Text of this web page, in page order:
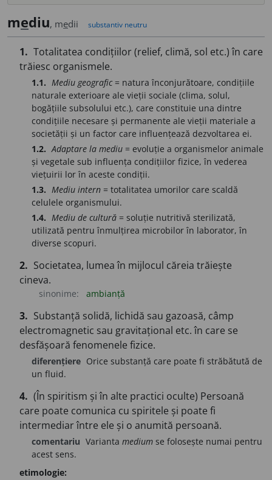
mediu, medii substantiv neutru
1. Totalitatea condițiilor (relief, climă, sol etc.) în care
trăiesc organismele.
1.1. Mediu geografic= natura înconjurătoare, condițiile
naturale exterioare ale vieții sociale (clima, solul,
bogățiile subsolului etc.), care constituie una dintre
condițiile necesare și permanente ale vieții materiale a
societății și un factor care influențează dezvoltarea ei.
1.2. Adaptare la mediu = evoluție a organismelor animale
și vegetale sub influența condițiilor fizice, în vederea
viețuirii lor în aceste condiții.
1.3. Mediu intern = totalitatea umorilor care scaldă
celulele organismului.
1.4. Mediu de cultură = soluție nutritivă sterilizată,
utilizată pentru înmulțirea microbilor în laborator, în
diverse scopuri.
2. Societatea, lumea în mijlocul căreia trăiește
cineva.
sinonime: ambianță
3. Substanță solidă, lichidă sau gazoasă, câmp
electromagnetic sau gravitațional etc. în care se
desfășoară fenomenele fizice.
diferențiere Orice substanță care poate fi străbătută de
un fluid.
4. (În spiritism și în alte practici oculte) Persoană
care poate comunica cu spiritele și poate fi
intermediar între ele și o anumită persoană.
comentariu Varianta medium se folosește numai pentru
acest sens.
etimologie: